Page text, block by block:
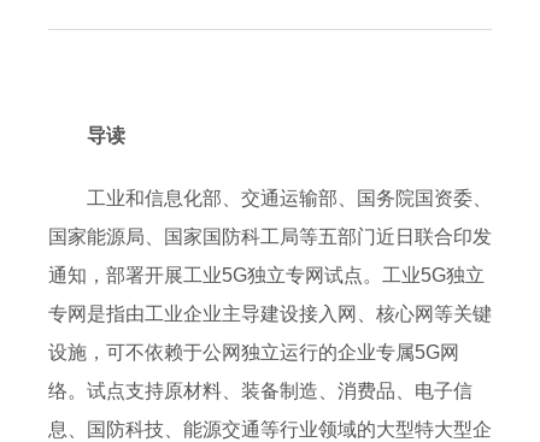
导读
工业和信息化部、交通运输部、国务院国资委、
国家能源局、国家国防科工局等五部门近日联合印发
通知，部署开展工业5G独立专网试点。工业5G独立
专网是指由工业企业主导建设接入网、核心网等关键
设施，可不依赖于公网独立运行的企业专属5G网
络。试点支持原材料、装备制造、消费品、电子信
息、国防科技、能源交通等行业领域的大型特大型企